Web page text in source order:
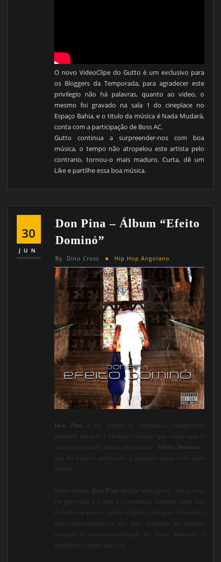
O novo VideoClipe do Gutto é um exclusivo para
os Bloggers da Temporada, para agradecer este
privilegio não há palavras, quanto ao video, o
mesmo foi gravado na sala 1 do cineplace no
Espaço Bahia, e o titulo da música é Nada Mudará,
conta com a participação de Boss AC.
Gutto continua a surpreender-nos com boa
música, o tempo não atropelou este artista pelo
contrario, tornou-o mais maduro. Curta, dê um
Like e partilhe essa boa música.
30
JUN
Don Pina – Álbum “Efeito
Dominó”
By Dino Cross Hip Hop Angolano
Don Pina é um mestre de cerimónias, compositor,
produtor musical e Designer Gráfico que lança aqui o
seu mais recente álbum designado “Efeito Dominó“,
que foi escrito, produzido e gravado quase todo pelo
mesmo.
Neste álbum, Don Pina
dirigiu mensagens aos jovens
em particular e a toda a consciência humana, onde fala
de tudo um pouco, desde religião, educação, diversão e
auto-conhecimento, e fez uma chamada de atenção
especial à consciencialização do povo africano, a
acreditar no poder que tem.